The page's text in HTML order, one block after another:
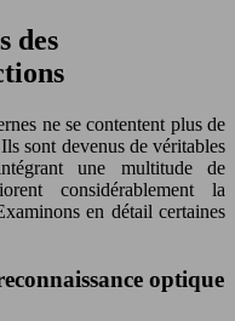
des
ne se contentent plus de
sont devenus de véritables
une multitude de
considérablement la
en détail certaines
optique